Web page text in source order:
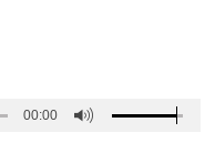
00:00